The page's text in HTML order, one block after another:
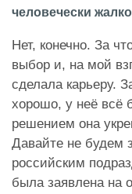
человечески
Нет, конечно. За
выбор и, на мой
сделала карьеру.
хорошо, у неё всё
решением она
Давайте не будем
российским
была заявлена на